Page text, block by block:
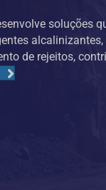
soluções
de rejeitos,